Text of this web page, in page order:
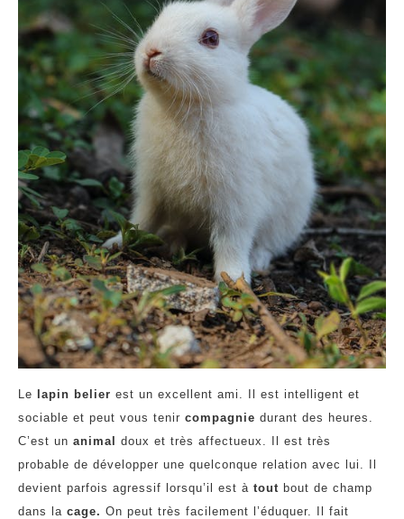
Le lapin belier est un excellent ami. Il est intelligent et
sociable et peut vous tenir compagnie durant des heures.
C’est un animal doux et très affectueux. Il est très
probable de développer une quelconque relation avec lui. Il
devient parfois agressif lorsqu’il est à tout bout de champ
dans la cage. On peut très facilement l’éduquer. Il fait